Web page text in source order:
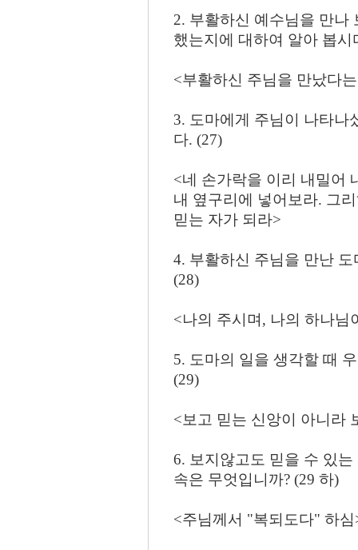
2. 부활하신 예수님을 만나
했는지에 대하여 알아 봅시
<부활하신 주님을 만났다
3. 도마에게 주님이 나타나
다. (27)
<네 손가락을 이리 내밀어
내 옆구리에 넣어보라. 그
믿는 자가 되라>
4. 부활하신 주님을 만난
(28)
<나의 주시며, 나의 하나님
5. 도마의 일을 생각할 때
(29)
<보고 믿는 신앙이 아니라
6. 보지않고도 믿을 수 있
속은 무엇입니까? (29 하)
<주님께서 "복되도다" 하심